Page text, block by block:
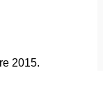
2015.